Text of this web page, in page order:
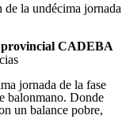
de la undécima jornada
provincial CADEBA
jornada de la fase
balonmano. Donde
un balance pobre,